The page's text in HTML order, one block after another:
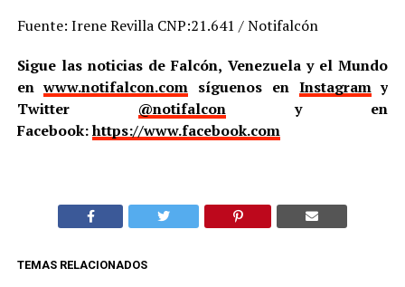
Fuente: Irene Revilla CNP:21.641 / Notifalcón
Sigue las noticias de Falcón, Venezuela y el Mundo
enwww.notifalcon.com síguenos en Instagramy
Twitter @notifalcony en
Facebook:https://www.facebook.com
TEMAS RELACIONADOS